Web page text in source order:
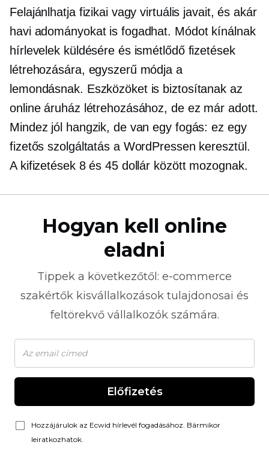
Felajánlhatja fizikai vagy virtuális javait, és akár
havi adományokat is fogadhat. Módot kínálnak
hírlevelek küldésére és ismétlődő fizetések
létrehozására, egyszerű módja a
lemondásnak. Eszközöket is biztosítanak az
online áruház létrehozásához, de ez már adott.
Mindez jól hangzik, de van egy fogás: ez egy
fizetős szolgáltatás a WordPressen keresztül.
A kifizetések 8 és 45 dollár között mozognak.
Hogyan kell online
eladni
Tippek a következőtől: e-commerce
szakértők kisvállalkozások tulajdonosai és
feltörekvő vállalkozók számára.
Előfizetés
Hozzájárulok az Ecwid hírlevél fogadásához. Bármikor
leiratkozhatok.